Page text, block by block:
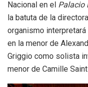
Nacional en el Palacio
la batuta de la
organismo
en la menor de
Griggio como solista
menor de Camille